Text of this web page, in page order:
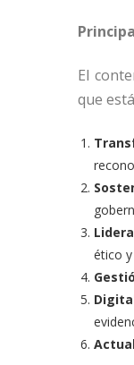
El
que
ético